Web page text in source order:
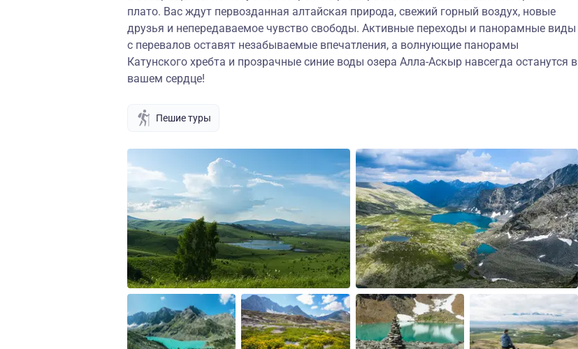
плато. Вас ждут первозданная алтайская природа, свежий горный воздух, новые
друзья и непередаваемое чувство свободы. Активные переходы и панорамные виды
с перевалов оставят незабываемые впечатления, а волнующие панорамы
Катунского хребта и прозрачные синие воды озера Алла-Аскыр навсегда останутся в
вашем сердце!
Пешие туры